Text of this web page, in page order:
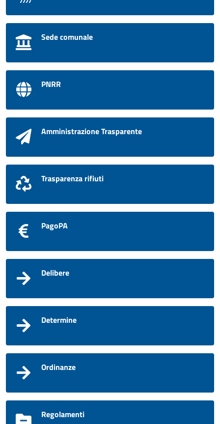
Sede comunale
PNRR
Amministrazione Trasparente
Trasparenza rifiuti
PagoPA
Delibere
Determine
Ordinanze
Regolamenti